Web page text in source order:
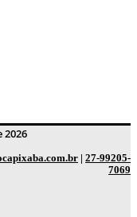
2026
| 27-99205-
7069